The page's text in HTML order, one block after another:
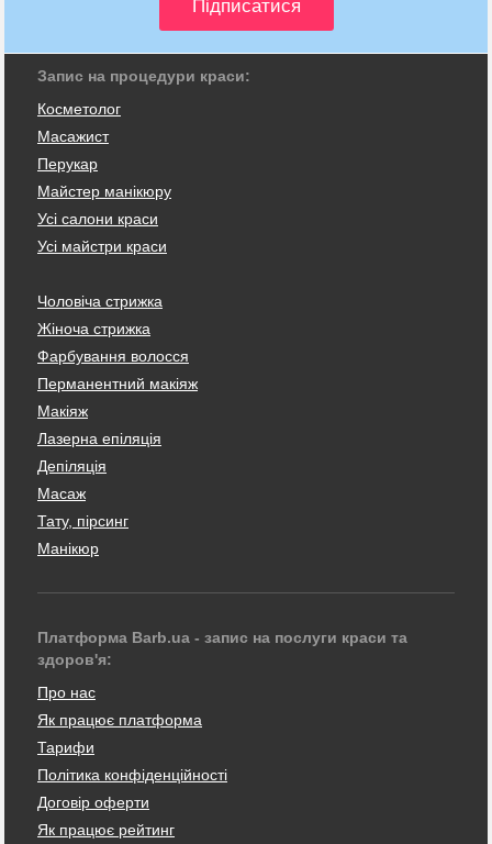
Запис на процедури краси:
Косметолог
Масажист
Перукар
Майстер манікюру
Усі салони краси
Усі майстри краси
Чоловіча стрижка
Жіноча стрижка
Фарбування волосся
Перманентний макіяж
Макіяж
Лазерна епіляція
Депіляція
Масаж
Тату, пірсинг
Манікюр
Платформа Barb.ua - запис на послуги краси та
здоров'я:
Про нас
Як працює платформа
Тарифи
Політика конфіденційності
Договір оферти
Як працює рейтинг